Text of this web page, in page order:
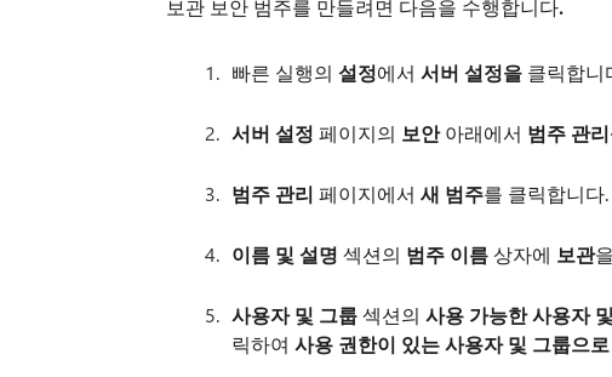
보관 보안 범주를 만들려면 다음을 수행합니다.
빠른 실행의 설정에서 서버 설정을클릭합니
서버 설정 페이지의 보안아래에서 범주 관
범주 관리 페이지에서 새 범주를 클릭합니다.
이름 및 설명 섹션의 범주 이름상자에 보관
사용자 및 그룹섹션의 사용 가능한 사용자
릭하여 사용 권한이 있는 사용자 및 그룹으로